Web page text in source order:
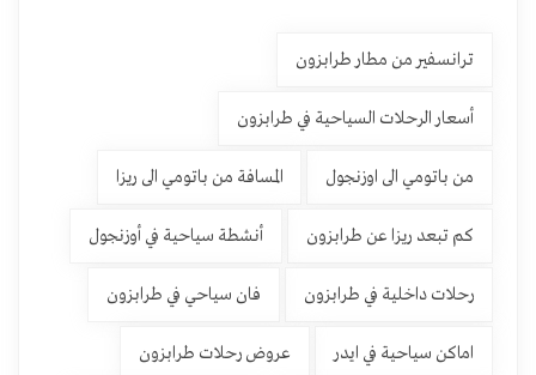
ترانسفير من مطار طرابزون
أسعار الرحلات السياحية في طرابزون
من باتومي الى اوزنجول المسافة من باتومي الى ريزا
كم تبعد ريزا عن طرابزون أنشطة سياحية في أوزنجول
رحلات داخلية في طرابزون فان سياحي في طرابزون
اماكن سياحية في ايدر عروض رحلات طرابزون